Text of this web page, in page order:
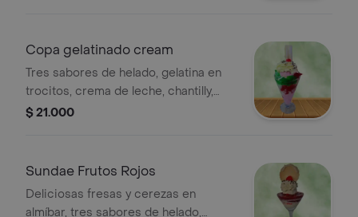
Copa gelatinado cream
Tres sabores de helado, gelatina en
trocitos, crema de leche, chantilly,
lecherita y barquillo. 24 oz
$ 21.000
Sundae Frutos Rojos
Deliciosas fresas y cerezas en
almíbar, tres sabores de helado,